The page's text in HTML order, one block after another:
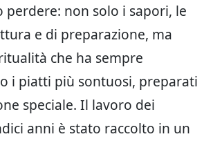
perdere: non solo i sapori, le
e di preparazione, ma
che ha sempre
i piatti più sontuosi, preparati
speciale. Il lavoro dei
anni è stato raccolto in un